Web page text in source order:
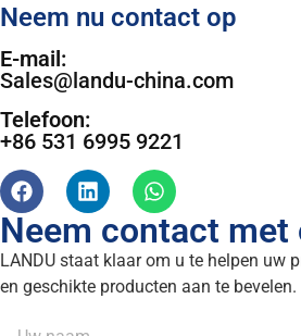
Neem nu contact op
E-mail:
Sales@landu-china.com
Telefoon:
+86 531 6995 9221
Neem contact met
LANDU staat klaar om u te helpen uw
en geschikte producten aan te bevelen.